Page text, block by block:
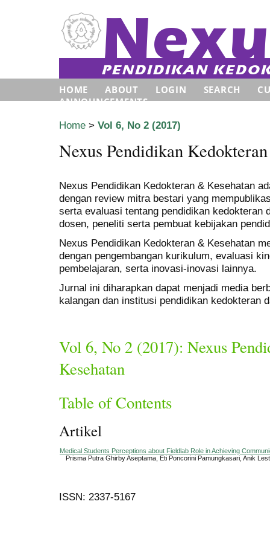
HOME ABOUT LOGIN SEARCH
ANNOUNCEMENTS
Home > Vol 6, No 2 (2017)
Nexus Pendidikan
Nexus Pendidikan Kedokteran & Kesehatan
dengan review mitra bestari yang
serta evaluasi tentang pendidikan kedokteran
dosen, peneliti serta pembuat kebijakan
Nexus Pendidikan Kedokteran & Kesehatan
dengan pengembangan kurikulum, evaluasi
pembelajaran, serta inovasi-inovasi lainnya.
Jurnal ini diharapkan dapat menjadi media
kalangan dan institusi pendidikan kedokteran
Vol 6, No 2 (2017): Nexus
Kesehatan
Table of Contents
Artikel
Medical Students Perceptions about Fieldlab Role in Achieving
Prisma Putra Ghirby Aseptama, Eti Poncorini Pamungkasari, Anik
ISSN: 2337-5167